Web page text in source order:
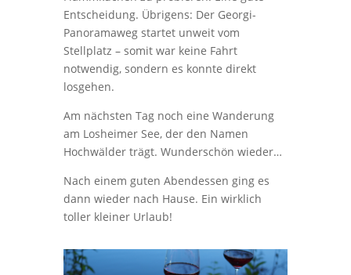
Entscheidung. Übrigens: Der Georgi-
Panoramaweg startet unweit vom
Stellplatz – somit war keine Fahrt
notwendig, sondern es konnte direkt
losgehen.
Am nächsten Tag noch eine Wanderung
am Losheimer See, der den Namen
Hochwälder trägt. Wunderschön wieder…
Nach einem guten Abendessen ging es
dann wieder nach Hause. Ein wirklich
toller kleiner Urlaub!